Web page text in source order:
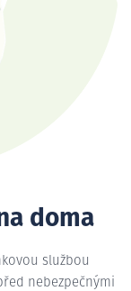
doma
službou
nebezpečnými